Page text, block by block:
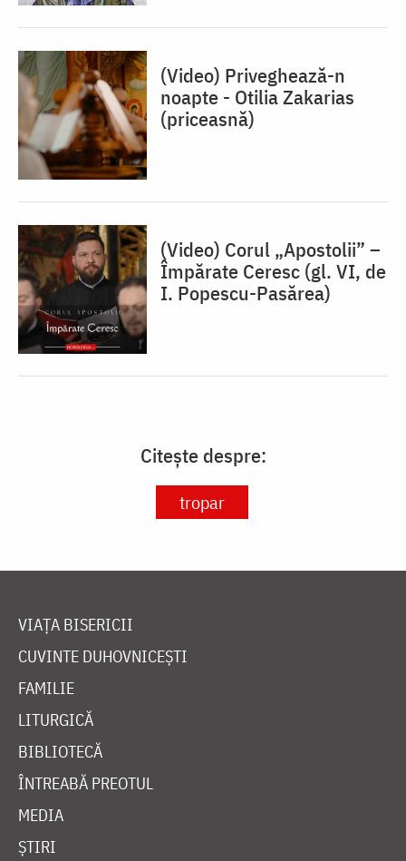
(Video) Priveghează-n
noapte - Otilia Zakarias
(priceasnă)
(Video) Corul „Apostolii” –
⁠Împărate Ceresc (gl. VI, de
I. Popescu-Pasărea)
Citește despre:
tropar
VIAȚA BISERICII
CUVINTE DUHOVNICEȘTI
FAMILIE
LITURGICĂ
BIBLIOTECĂ
ÎNTREABĂ PREOTUL
MEDIA
ȘTIRI